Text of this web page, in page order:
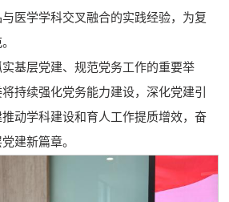
医学学科交叉融合的实践经验，为复
基层党建、规范党务工作的重要举
持续强化党务能力建设，深化党建引
动学科建设和育人工作提质增效，奋
建新篇章。